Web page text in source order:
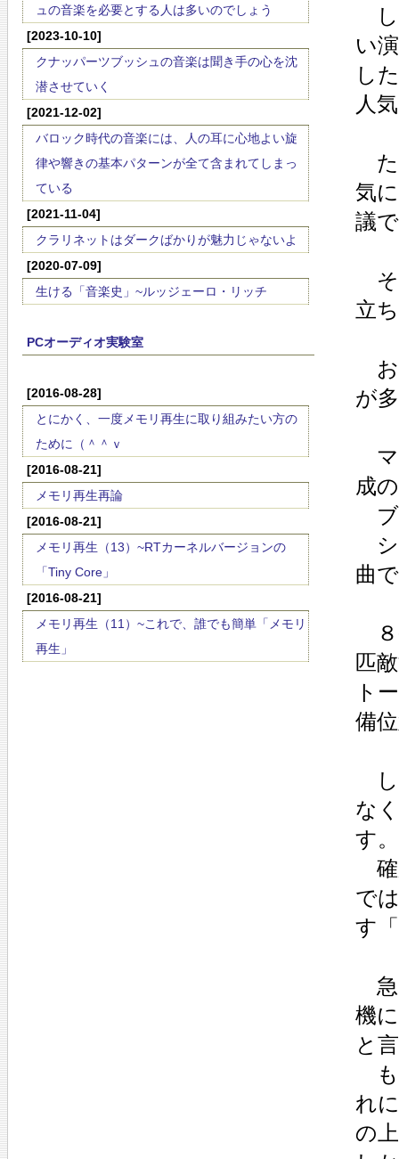
ュの音楽を必要とする人は多いのでしょう
[2023-10-10]
クナッパーツブッシュの音楽は聞き手の心を沈
潜させていく
[2021-12-02]
バロック時代の音楽には、人の耳に心地よい旋
律や響きの基本パターンが全て含まれてしまっ
ている
[2021-11-04]
クラリネットはダークばかりが魅力じゃないよ
[2020-07-09]
生ける「音楽史」~ルッジェーロ・リッチ
PCオーディオ実験室
[2016-08-28]
とにかく、一度メモリ再生に取り組みたい方の
ために（＾＾ｖ
[2016-08-21]
メモリ再生再論
[2016-08-21]
メモリ再生（13）~RTカーネルバージョンの
「Tiny Core」
[2016-08-21]
メモリ再生（11）~これで、誰でも簡単「メモリ
再生」
し
い
し
人
た
気
議
そ
立
お
が
マ
成
ブ
シ
曲
８
匹
ト
備
し
な
す。
確
で
す
急
機
と
も
れ
の